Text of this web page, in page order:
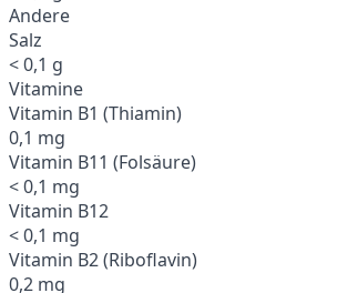
Andere
Salz
< 0,1 g
Vitamine
Vitamin B1 (Thiamin)
0,1 mg
Vitamin B11 (Folsäure)
< 0,1 mg
Vitamin B12
< 0,1 mg
Vitamin B2 (Riboflavin)
0,2 mg